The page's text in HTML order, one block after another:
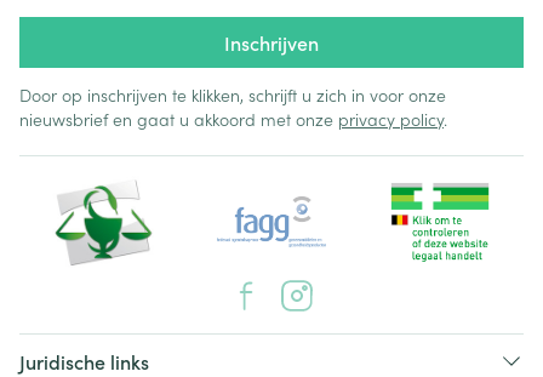
Inschrijven
Door op inschrijven te klikken, schrijft u zich in voor onze
nieuwsbrief en gaat u akkoord met onze privacy policy.
Juridische links